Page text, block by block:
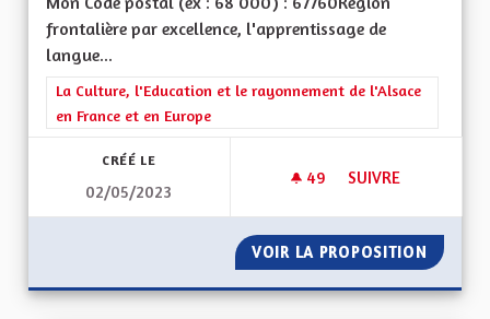
frontalière par excellence, l'apprentissage de
langue...
Filtrer les résultats de la catégorie : La Culture, l'Education et
La Culture, l'Education et le rayonnement de l'Alsace
en France et en Europe
CRÉÉ LE
02/05/2023
49 49 ABONNÉS
SUIVRE
VOIR LA PROPOSITION